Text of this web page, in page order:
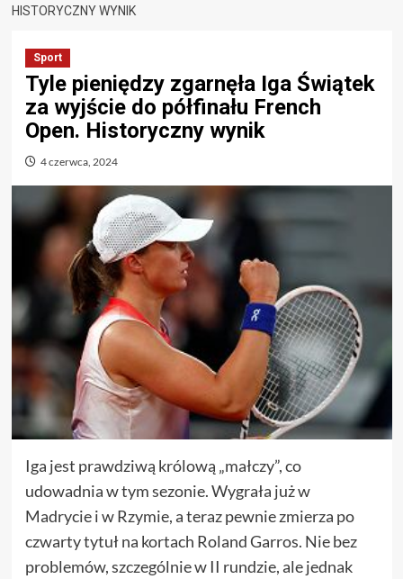
HISTORYCZNY WYNIK
Sport
Tyle pieniędzy zgarnęła Iga Świątek
za wyjście do półfinału French
Open. Historyczny wynik
4 czerwca, 2024
Iga jest prawdziwą królową „małczy”, co
udowadnia w tym sezonie. Wygrała już w
Madrycie i w Rzymie, a teraz pewnie zmierza po
czwarty tytuł na kortach Roland Garros. Nie bez
problemów, szczególnie w II rundzie, ale jednak